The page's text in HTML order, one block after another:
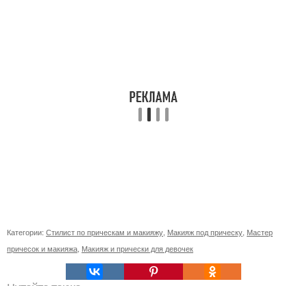
Категории: Стилист по прическам и макияжу Макияж под прическу Мастер
причесок и макияжа Макияж и прически для девочек